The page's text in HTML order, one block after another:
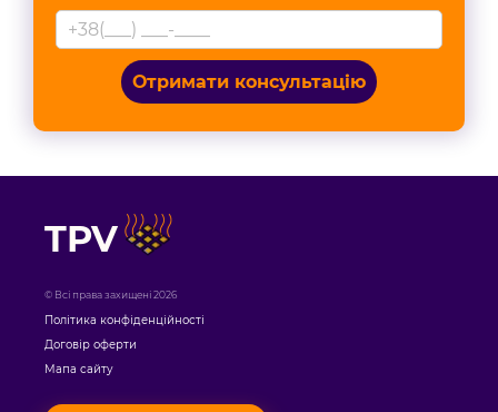
Отримати консультацію
TPV
© Всі права захищені 2026
Політика конфіденційності
Договір оферти
Мапа сайту